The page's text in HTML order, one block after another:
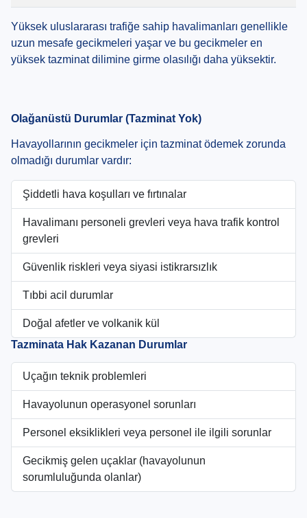
Yüksek uluslararası trafiğe sahip havalimanları genellikle
uzun mesafe gecikmeleri yaşar ve bu gecikmeler en
yüksek tazminat dilimine girme olasılığı daha yüksektir.
Olağanüstü Durumlar (Tazminat Yok)
Havayollarının gecikmeler için tazminat ödemek zorunda
olmadığı durumlar vardır:
Şiddetli hava koşulları ve fırtınalar
Havalimanı personeli grevleri veya hava trafik kontrol
grevleri
Güvenlik riskleri veya siyasi istikrarsızlık
Tıbbi acil durumlar
Doğal afetler ve volkanik kül
Tazminata Hak Kazanan Durumlar
Uçağın teknik problemleri
Havayolunun operasyonel sorunları
Personel eksiklikleri veya personel ile ilgili sorunlar
Gecikmiş gelen uçaklar (havayolunun
sorumluluğunda olanlar)